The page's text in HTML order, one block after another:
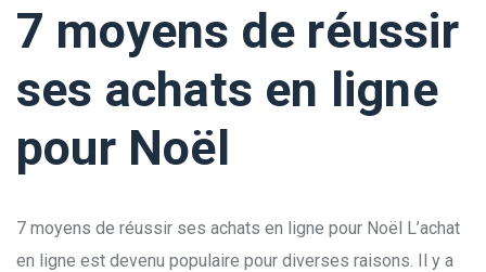
7 moyens de réussir
ses achats en ligne
pour Noël
7 moyens de réussir ses achats en ligne pour Noël L’achat
en ligne est devenu populaire pour diverses raisons. Il y a